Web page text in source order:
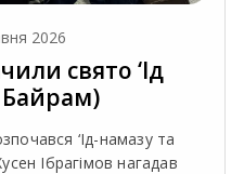
2026
свято ‘Ід
Байрам)
‘Ід-намазу та
Ібрагімов нагадав